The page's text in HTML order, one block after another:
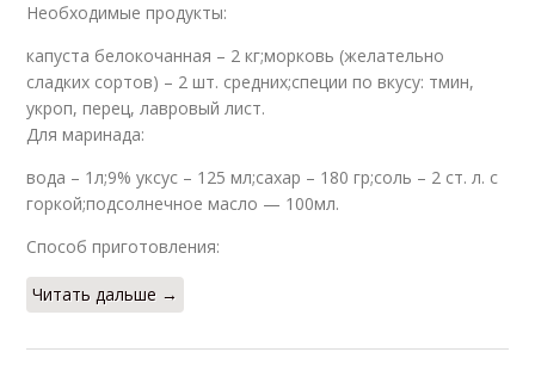
Необходимые продукты:
капуста белокочанная – 2 кг;морковь (желательно
сладких сортов) – 2 шт. средних;специи по вкусу: тмин,
укроп, перец, лавровый лист.
Для маринада:
вода – 1л;9% уксус – 125 мл;сахар – 180 гр;соль – 2 ст. л. с
горкой;подсолнечное масло — 100мл.
Способ приготовления:
Читать дальше →